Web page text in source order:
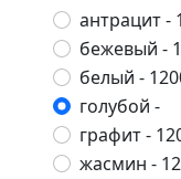
антрацит-
бежевый -
белый -
голубой -
графит-
жасмин -